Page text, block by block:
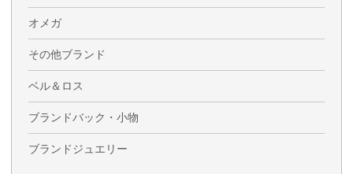
オメガ
その他ブランド
ベル＆ロス
ブランドバック・小物
ブランドジュエリー